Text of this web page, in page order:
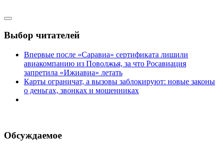
Выбор читателей
Впервые после «Саравиа» сертификата лишили
авиакомпанию из Поволжья, за что Росавиация
запретила «Ижиавиа» летать
Карты ограничат, а вызовы заблокируют: новые законы
о деньгах, звонках и мошенниках
Обсуждаемое